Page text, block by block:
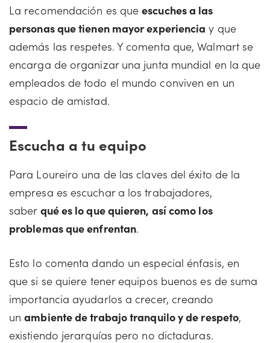
La recomendación es queescuches a las
personas que tienen mayor experiencia y que
además las respetes. Y comenta que, Walmart se
encarga de organizar una junta mundial en la que
empleados de todo el mundo conviven en un
espacio de amistad.
Escucha a tu equipo
Para Loureiro una de las claves del éxito de la
empresa es escuchar a los trabajadores,
saber qué es lo que quieren, así como los
problemas que enfrentan.
Esto lo comenta dando un especial énfasis, en
que si se quiere tener equipos buenos es de suma
importancia ayudarlos a crecer, creando
unambiente de trabajo tranquilo y de respeto,
existiendo jerarquías pero no dictaduras.